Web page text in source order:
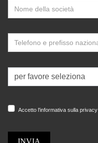
Accetto l'informativa sulla privacy
INVIA